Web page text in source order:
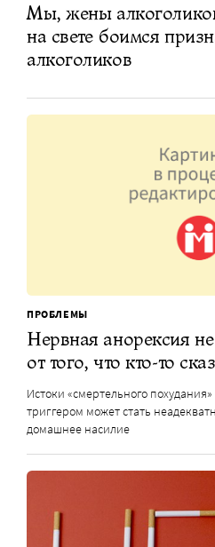
Мы, жены
на свете боимся
алкоголиков
ПРОБЛЕМЫ
Нервная анорексия
от того, что кто-то
Истоки «смертельного
триггером может стать
домашнее насилие